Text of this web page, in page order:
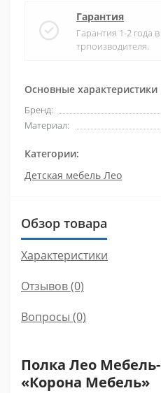
Основные характеристики
Бренд:
Материал:
Категории:
Детская мебель Лео
Гарантия
Гарантия 1-2 года
трпоизводителя.
Обзор товара
Характеристики
Отзывов (0)
Вопросы (0)
Полка Лео
«Корона Мебель»